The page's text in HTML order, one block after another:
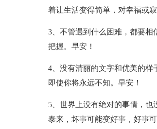
着让生活变得简单，对幸福或
3、不管遇到什么困难，都要
把握。早安！
4、没有清丽的文字和优美的样
即使你将永远不知。早安！
5、世界上没有绝对的事情，也
泰来，坏事可能变好事，好事